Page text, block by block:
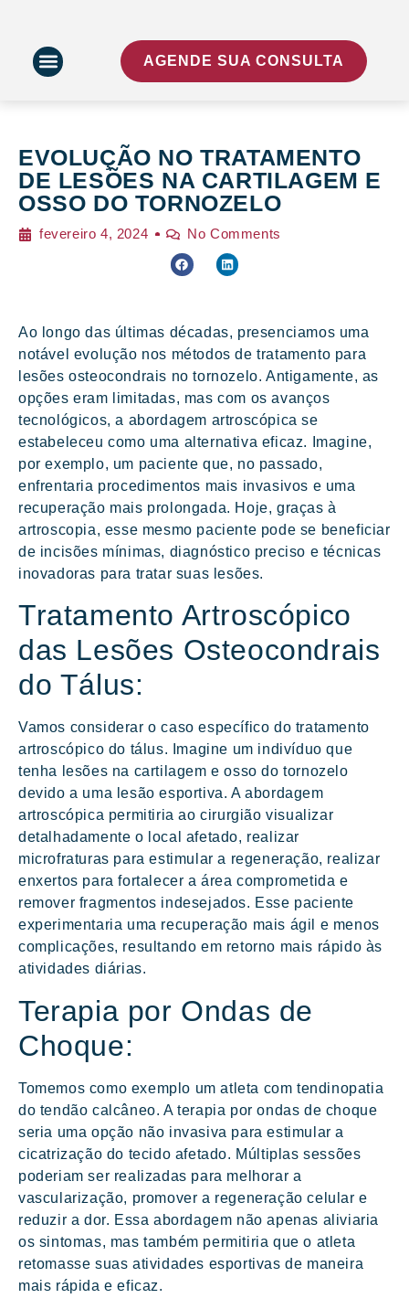
AGENDE SUA CONSULTA
EVOLUÇÃO NO TRATAMENTO
DE LESÕES NA CARTILAGEM E
OSSO DO TORNOZELO
fevereiro 4, 2024 No Comments
Ao longo das últimas décadas, presenciamos uma
notável evolução nos métodos de tratamento para
lesões osteocondrais no tornozelo. Antigamente, as
opções eram limitadas, mas com os avanços
tecnológicos, a abordagem artroscópica se
estabeleceu como uma alternativa eficaz. Imagine,
por exemplo, um paciente que, no passado,
enfrentaria procedimentos mais invasivos e uma
recuperação mais prolongada. Hoje, graças à
artroscopia, esse mesmo paciente pode se beneficiar
de incisões mínimas, diagnóstico preciso e técnicas
inovadoras para tratar suas lesões.
Tratamento Artroscópico
das Lesões Osteocondrais
do Tálus:
Vamos considerar o caso específico do tratamento
artroscópico do tálus. Imagine um indivíduo que
tenha lesões na cartilagem e osso do tornozelo
devido a uma lesão esportiva. A abordagem
artroscópica permitiria ao cirurgião visualizar
detalhadamente o local afetado, realizar
microfraturas para estimular a regeneração, realizar
enxertos para fortalecer a área comprometida e
remover fragmentos indesejados. Esse paciente
experimentaria uma recuperação mais ágil e menos
complicações, resultando em retorno mais rápido às
atividades diárias.
Terapia por Ondas de
Choque:
Tomemos como exemplo um atleta com tendinopatia
do tendão calcâneo. A terapia por ondas de choque
seria uma opção não invasiva para estimular a
cicatrização do tecido afetado. Múltiplas sessões
poderiam ser realizadas para melhorar a
vascularização, promover a regeneração celular e
reduzir a dor. Essa abordagem não apenas aliviaria
os sintomas, mas também permitiria que o atleta
retomasse suas atividades esportivas de maneira
mais rápida e eficaz.